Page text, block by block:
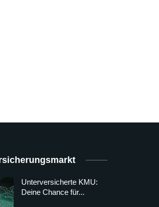
Unterversicherte KMU:
Deine Chance für...